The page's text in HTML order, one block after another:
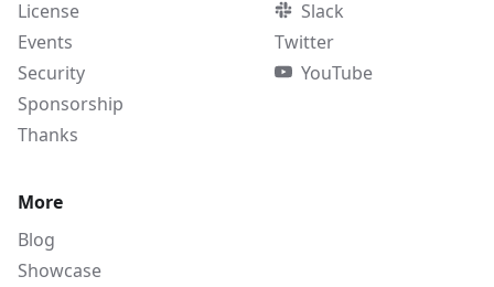
License
Events
Security
Sponsorship
Thanks
Slack
Twitter
YouTube
More
Blog
Showcase